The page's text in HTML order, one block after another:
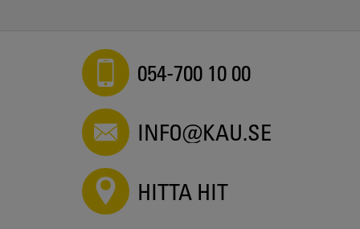
054-700 10 00
INFO@KAU.SE
HITTA HIT